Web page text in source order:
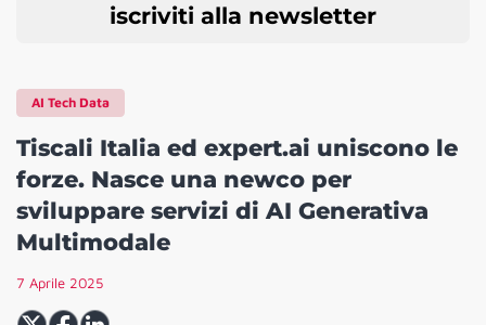
iscriviti alla newsletter
AI Tech Data
Tiscali Italia ed expert.ai uniscono le
forze. Nasce una newco per
sviluppare servizi di AI Generativa
Multimodale
7 Aprile 2025